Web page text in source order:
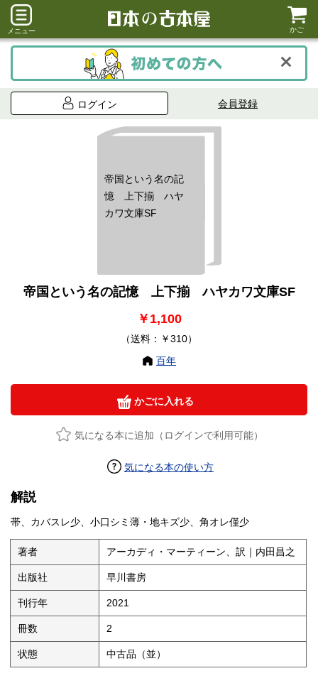
メニュー かご
ログイン 会員登録
帝国という名の記
憶 上下揃 ハヤ
カワ文庫SF
帝国という名の記憶 上下揃 ハヤカワ文庫SF
￥1,100
（送料：￥310）
百年
かごに入れる
気になる本に追加（ログインで利用可能）
気になる本の使い方
解説
帯、カバスレ少、小口シミ薄・地キズ少、角オレ僅少
著者 アーカディ・マーティーン、訳｜内田昌之
出版社 早川書房
刊行年 2021
冊数 2
状態 中古品（並）